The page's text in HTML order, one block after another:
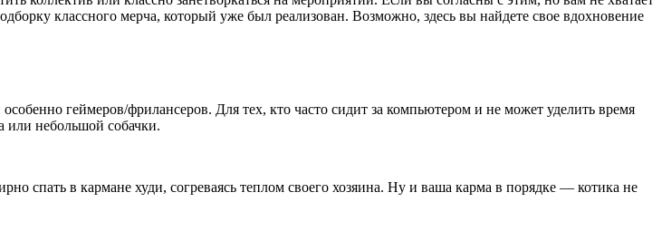
классного мерча, который уже был реализован. Возможно, здесь вы найдете свое вдохновение
геймеров/фрилансеров. Для тех, кто часто сидит за компьютером и не может уделить время
небольшой собачки.
спать в кармане худи, согреваясь теплом своего хозяина. Ну и ваша карма в порядке — котика не